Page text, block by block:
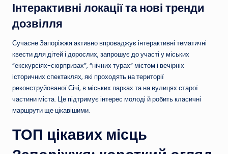
Інтерактивні локації та нові тренди
дозвілля
Сучасне Запоріжжя активно впроваджує інтерактивні тематичні
квести для дітей і дорослих, запрошує до участі у міських
“екскурсіях-сюрпризах”, “нічних турах” містом і вечірніх
історичних спектаклях, які проходять на території
реконструйованої Січі, в міських парках та на вулицях старої
частини міста. Це підтримує інтерес молоді й робить класичні
маршрути ще цікавішими.
ТОП цікавих місць